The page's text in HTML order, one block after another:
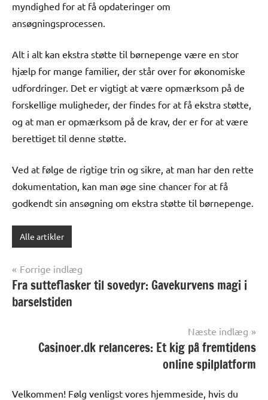
myndighed for at få opdateringer om
ansøgningsprocessen.
Alt i alt kan ekstra støtte til børnepenge være en stor
hjælp for mange familier, der står over for økonomiske
udfordringer. Det er vigtigt at være opmærksom på de
forskellige muligheder, der findes for at få ekstra støtte,
og at man er opmærksom på de krav, der er for at være
berettiget til denne støtte.
Ved at følge de rigtige trin og sikre, at man har den rette
dokumentation, kan man øge sine chancer for at få
godkendt sin ansøgning om ekstra støtte til børnepenge.
Alle artikler
Indlægsnavigation
Forrige indlæg
Fra sutteflasker til sovedyr: Gavekurvens magi i
barselstiden
Næste indlæg
Casinoer.dk relanceres: Et kig på fremtidens
online spilplatform
Velkommen! Følg venligst vores hjemmeside, hvis du